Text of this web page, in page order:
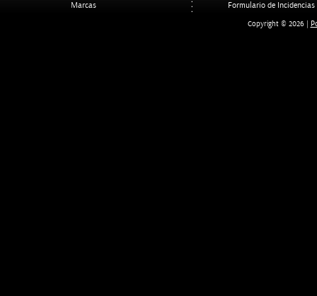
Marcas
Formulario de Incidencias
Copyright © 2026 |